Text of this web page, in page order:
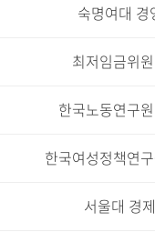
숙명여대 경
최저임금위
한국노동연구
한국여성정책연
서울대 경